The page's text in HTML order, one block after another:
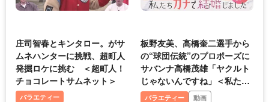
庄司智春とキンタロー。がサ
ムネハンターに挑戦、超町人
発掘ロケに挑む ＜超町人！
チョコレートサムネット＞
バラエティー
板野友美、高橋奎二選手から
の“球団伝統”のプロポーズに
サバンナ高橋茂雄「ヤクルト
じゃないんですね」＜私たち
結婚しました 5＞
バラエティー 動画